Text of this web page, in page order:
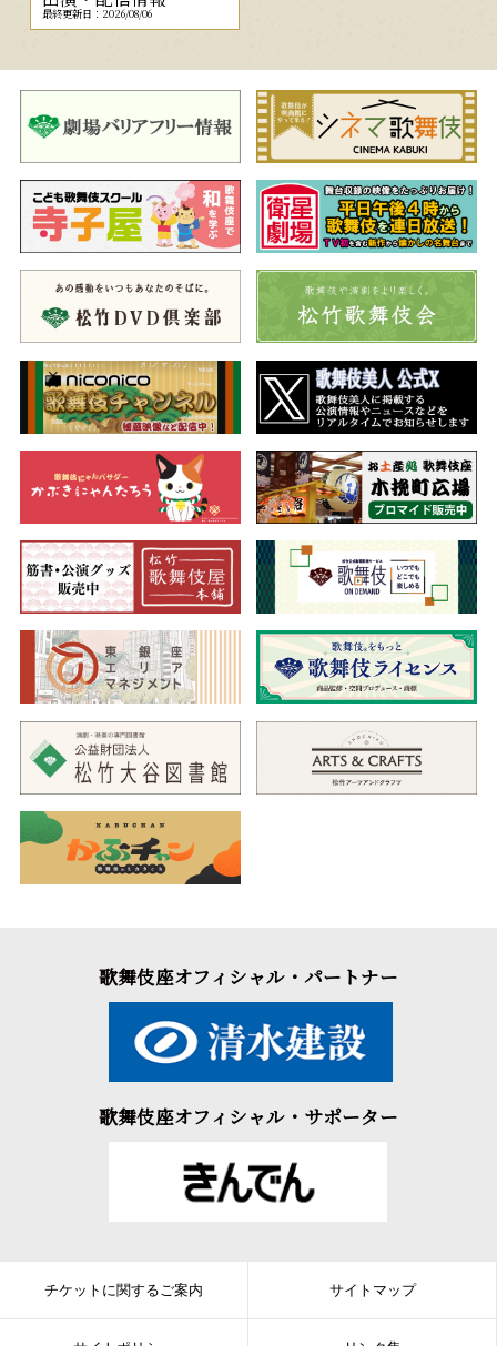
最終更新日：2026/08/06
歌舞伎座オフィシャル・パートナー
歌舞伎座オフィシャル・サポーター
チケットに関するご案内 サイトマップ